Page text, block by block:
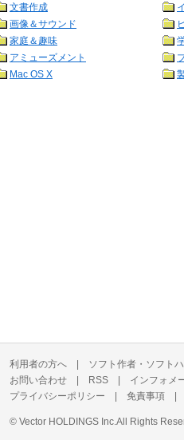
文書作成
画像＆サウンド
家庭＆趣味
アミューズメント
Mac OS X
利用者の方へ | ソフト作者・ソフト
お問い合わせ | RSS | インフォメ
プライバシーポリシー | 免責事項 |
© Vector HOLDINGS Inc. All Rights